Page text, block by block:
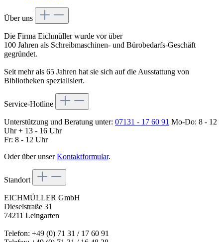
Über uns
Die Firma Eichmüller wurde vor über
100 Jahren als Schreibmaschinen- und Bürobedarfs-Geschäft
gegründet.
Seit mehr als 65 Jahren hat sie sich auf die Ausstattung von
Bibliotheken spezialisiert.
Service-Hotline
Unterstützung und Beratung unter: 07131 - 17 60 91 Mo-Do: 8 - 12
Uhr + 13 - 16 Uhr
Fr: 8 - 12 Uhr
Oder über unserKontaktformular.
Standort
EICHMÜLLER GmbH
Dieselstraße 31
74211 Leingarten
Telefon: +49 (0) 71 31 / 17 60 91